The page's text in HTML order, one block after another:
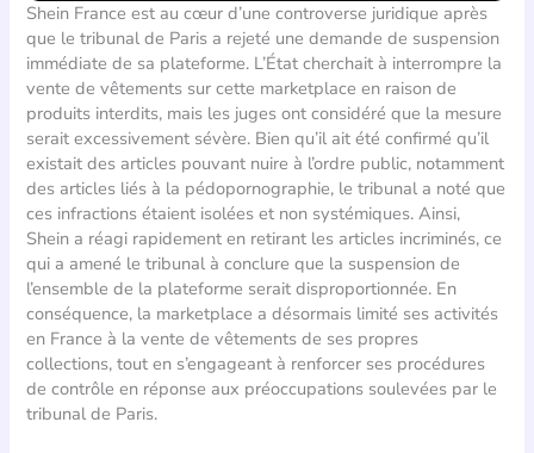
Shein France est au cœur d’une controverse juridique après
que le tribunal de Paris a rejeté une demande de suspension
immédiate de sa plateforme. L’État cherchait à interrompre la
vente de vêtements sur cette marketplace en raison de
produits interdits, mais les juges ont considéré que la mesure
serait excessivement sévère. Bien qu’il ait été confirmé qu’il
existait des articles pouvant nuire à l’ordre public, notamment
des articles liés à la pédopornographie, le tribunal a noté que
ces infractions étaient isolées et non systémiques. Ainsi,
Shein a réagi rapidement en retirant les articles incriminés, ce
qui a amené le tribunal à conclure que la suspension de
l’ensemble de la plateforme serait disproportionnée. En
conséquence, la marketplace a désormais limité ses activités
en France à la vente de vêtements de ses propres
collections, tout en s’engageant à renforcer ses procédures
de contrôle en réponse aux préoccupations soulevées par le
tribunal de Paris.